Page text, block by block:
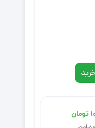
تومان